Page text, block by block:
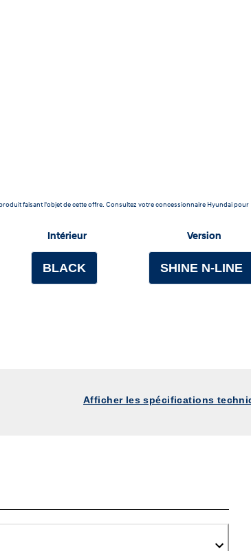
faisant l'objet de cette offre. Consultez votre concessionnaire Hyundai pour
Intérieur
BLACK
Version
SHINE N-LINE
Afficher les spécifications